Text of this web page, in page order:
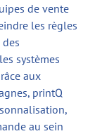
de vente
les règles
systèmes
aux
printQ
au sein